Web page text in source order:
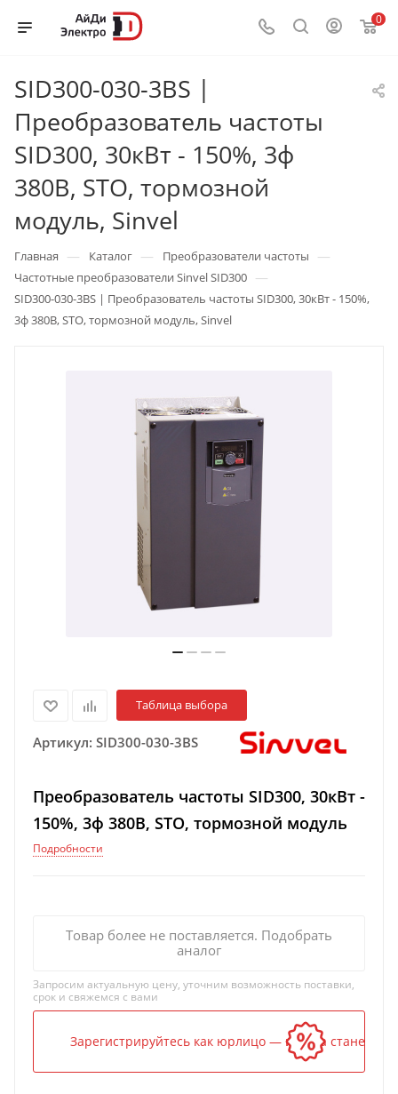
0
SID300-030-3BS |
Преобразователь частоты
SID300, 30кВт - 150%, 3ф
380В, STO, тормозной
модуль, Sinvel
Главная — Каталог — Преобразователи частоты —
Частотные преобразователи Sinvel SID300 —
SID300-030-3BS | Преобразователь частоты SID300, 30кВт - 150%,
3ф 380В, STO, тормозной модуль, Sinvel
Таблица выбора
Артикул: SID300-030-3BS
Преобразователь частоты SID300, 30кВт -
150%, 3ф 380В, STO, тормозной модуль
Подробности
Товар более не поставляется. Подобрать
аналог
Запросим актуальную цену, уточним возможность поставки,
срок и свяжемся с вами
Зарегистрируйтесь как юрлицо — и цена станет